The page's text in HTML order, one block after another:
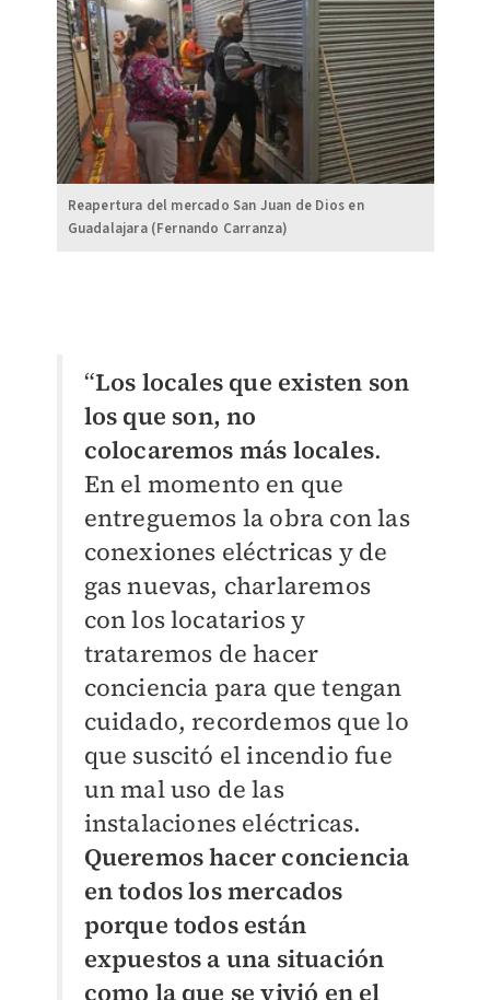
Reapertura del mercado San Juan de Dios en
Guadalajara (Fernando Carranza)
“Los locales que existen son
los que son, no
colocaremos más locales.
En el momento en que
entreguemos la obra con las
conexiones eléctricas y de
gas nuevas, charlaremos
con los locatarios y
trataremos de hacer
conciencia para que tengan
cuidado, recordemos que lo
que suscitó el incendio fue
un mal uso de las
instalaciones eléctricas.
Queremos hacer conciencia
en todos los mercados
porque todos están
expuestos a una situación
como la que se vivió en el